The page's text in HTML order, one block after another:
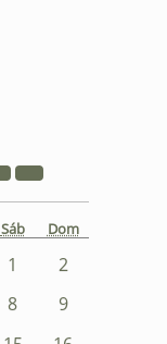
Sáb Dom
1
2
8
9